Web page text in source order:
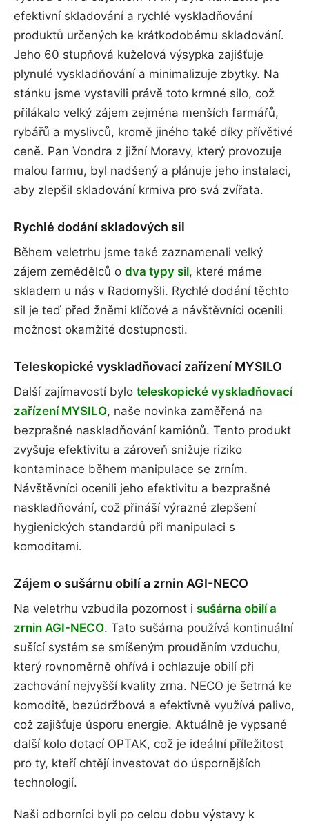
efektivní skladování a rychlé vyskladňování
produktů určených ke krátkodobému skladování.
Jeho 60 stupňová kuželová výsypka zajišťuje
plynulé vyskladňování a minimalizuje zbytky. Na
stánku jsme vystavili právě toto krmné silo, což
přilákalo velký zájem zejména menších farmářů,
rybářů a myslivců, kromě jiného také díky přívětivé
ceně. Pan Vondra z jižní Moravy, který provozuje
malou farmu, byl nadšený a plánuje jeho instalaci,
aby zlepšil skladování krmiva pro svá zvířata.
Rychlé dodání skladových sil
Během veletrhu jsme také zaznamenali velký
zájem zemědělců o dva typy sil, které máme
skladem u nás v Radomyšli. Rychlé dodání těchto
sil je teď před žněmi klíčové a návštěvníci ocenili
možnost okamžité dostupnosti.
Teleskopické vyskladňovací zařízení MYSILO
Další zajímavostí bylo teleskopické vyskladňovací
zařízení MYSILO, naše novinka zaměřená na
bezprašné naskladňování kamiónů. Tento produkt
zvyšuje efektivitu a zároveň snižuje riziko
kontaminace během manipulace se zrním.
Návštěvníci ocenili jeho efektivitu a bezprašné
naskladňování, což přináší výrazné zlepšení
hygienických standardů při manipulaci s
komoditami.
Zájem o sušárnu obilí a zrnin AGI-NECO
Na veletrhu vzbudila pozornost i sušárna obilí a
zrnin AGI-NECO. Tato sušárna používá kontinuální
sušící systém se smíšeným prouděním vzduchu,
který rovnoměrně ohřívá i ochlazuje obilí při
zachování nejvyšší kvality zrna. NECO je šetrná ke
komoditě, bezúdržbová a efektivně využívá palivo,
což zajišťuje úsporu energie. Aktuálně je vypsané
další kolo dotací OPTAK, což je ideální příležitost
pro ty, kteří chtějí investovat do úspornějších
technologií​.
Naši odborníci byli po celou dobu výstavy k